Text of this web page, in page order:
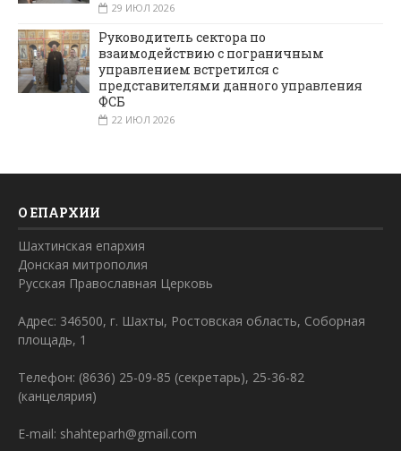
29 ИЮЛ 2026
Руководитель сектора по
взаимодействию с пограничным
управлением встретился с
представителями данного управления
ФСБ
22 ИЮЛ 2026
О ЕПАРХИИ
Шахтинская епархия
Донская митрополия
Русская Православная Церковь
Адрес: 346500, г. Шахты, Ростовская область, Соборная
площадь, 1
Телефон: (8636) 25-09-85 (секретарь), 25-36-82
(канцелярия)
E-mail: shahteparh@gmail.com